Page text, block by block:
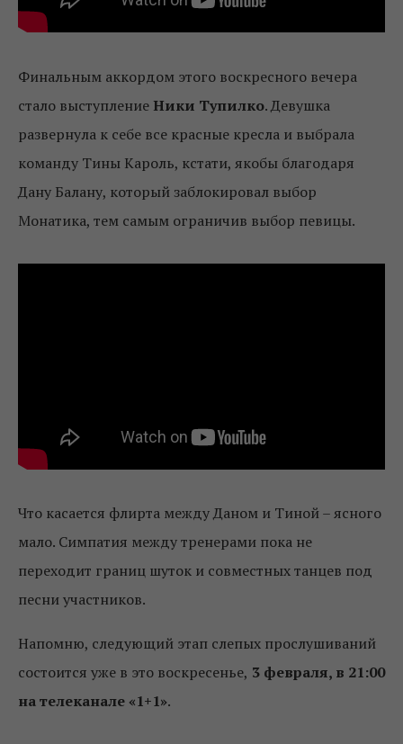
Финальным аккордом этого воскресного вечера
стало выступление Ники Тупилко. Девушка
развернула к себе все красные кресла и выбрала
команду Тины Кароль, кстати, якобы благодаря
Дану Балану, который заблокировал выбор
Монатика, тем самым ограничив выбор певицы.
Что касается флирта между Даном и Тиной – ясного
мало. Симпатия между тренерами пока не
переходит границ шуток и совместных танцев под
песни участников.
Напомню, следующий этап слепых прослушиваний
состоится уже в это воскресенье, 3 февраля, в 21:00
на телеканале «1+1».